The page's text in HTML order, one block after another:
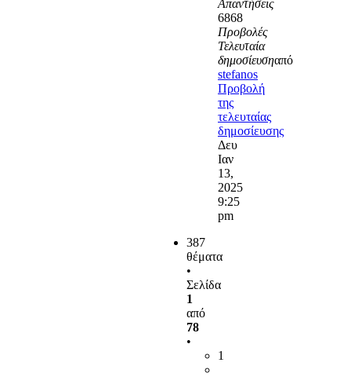
Απαντήσεις
6868
Προβολές
Τελευταία
δημοσίευσηαπό
stefanos
Προβολή
της
τελευταίας
δημοσίευσης
Δευ
Ιαν
13,
2025
9:25
pm
387
θέματα
•
Σελίδα
1
από
78
•
1